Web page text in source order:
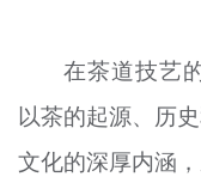
在茶道技艺
以茶的起源、历
文化的深厚内涵